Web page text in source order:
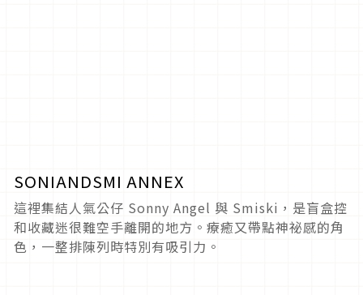
SONIANDSMI ANNEX
這裡集結人氣公仔 Sonny Angel 與 Smiski，是盲盒控
和收藏迷很難空手離開的地方。療癒又帶點神祕感的角
色，一整排陳列時特別有吸引力。